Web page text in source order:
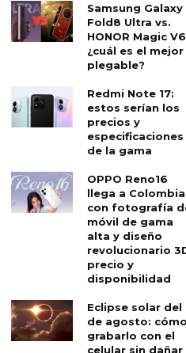
Samsung Galaxy
Fold8 Ultra vs.
HONOR Magic
¿cuál es el mejor
plegable?
Redmi Note 17:
estos serían los
precios y
especificaciones
de la gama
OPPO Reno16
llega a Colombia
con fotografía
móvil de gama
alta y diseño
revolucionario
precio y
disponibilidad
Eclipse solar del
de agosto: cómo
grabarlo con el
celular sin dañar